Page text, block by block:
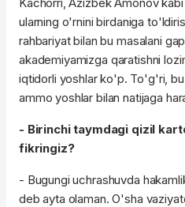
ularning o'rnini birdaniga
rahbariyat bilan bu masalani
akademiyamizga qaratishni
iqtidorli yoshlar ko'p. To'g'ri,
ammo yoshlar bilan natijaga
- Birinchi taymdagi qizil
fikringiz?
- Bugungi uchrashuvda
deb ayta olaman. O'sha